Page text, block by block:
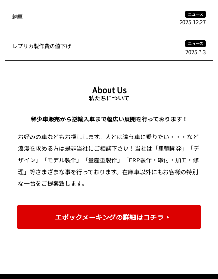
納車 ニュース
2025.12.27
レプリカ製作費の値下げ ニュース
2025.7.3
About Us
私たちについて
稀少車販売から逆輸入車まで幅広い展開を行っております！
お好みの車などもお探しします。人とは違う車に乗りたい・・・など
浪漫を求める方は是非当社にご相談下さい！当社は「車輌開発」「デ
ザイン」「モデル製作」「量産型製作」「FRP製作・取付・加工・修
理」等さまざまな事を行っております。在庫車以外にもお客様の特別
な一台をご提案致します。
エポックメーキングの詳細はコチラ